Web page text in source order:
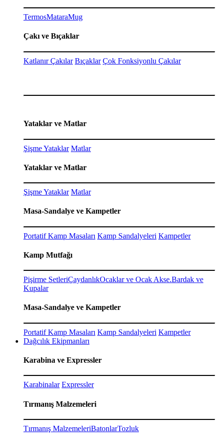
TermosMataraMug
Çakı ve Bıçaklar
Katlanır Çakılar Bıçaklar Çok Fonksiyonlu Çakılar
Yataklar ve Matlar
Şişme Yataklar Matlar
Yataklar ve Matlar
Şişme Yataklar Matlar
Masa-Sandalye ve Kampetler
Portatif Kamp Masaları Kamp Sandalyeleri Kampetler
Kamp Mutfağı
Pişirme SetleriÇaydanlıkOcaklar ve Ocak Akse.Bardak ve
Kupalar
Masa-Sandalye ve Kampetler
Portatif Kamp Masaları Kamp Sandalyeleri Kampetler
Dağcılık Ekipmanları
Karabina ve Expressler
Karabinalar Expressler
Tırmanış Malzemeleri
Tırmanış MalzemeleriBatonlarTozluk